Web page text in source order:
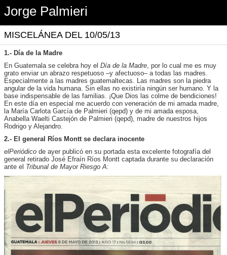
Jorge Palmieri
MISCELÁNEA DEL 10/05/13
1.- Día de la Madre
En Guatemala se celebra hoy el Día de la Madre, por lo cual me es muy
grato enviar un abrazo respetuoso –y afectuoso– a todas las madres.
Especialmente a las madres guatemaltecas. Las madres son la piedra
angular de la vida humana. Sin ellas no existiría ningún ser humano. Y la
base indispensable de las familias. ¡Que Dios las colme de bendiciones!
En este día en especial me acuerdo con veneración de mi amada madre,
la María Carlota García de Palmieri (qepd) y de mi amada esposa,
Anabella Waelti Castejón de Palmieri (qepd), madre de nuestros hijos
Rodrigo y Alejandro.
2.- El general Ríos Montt se declara inocente
elPeriódico de ayer publicó en su portada esta excelente fotografía del
general retirado José Efraín Ríos Montt captada durante su declaración
ante el Tribunal de Mayor Riesgo A: